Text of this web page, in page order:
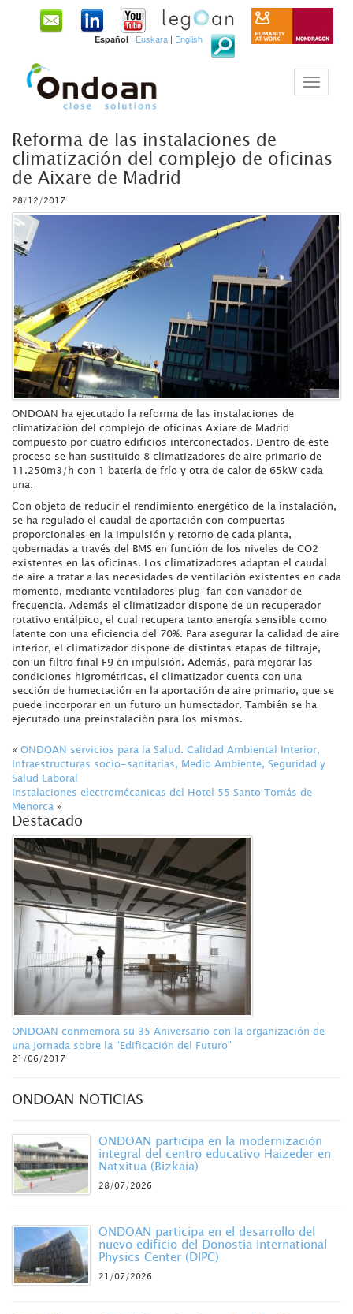
Español | Euskara | English
Reforma de las instalaciones de
climatización del complejo de oficinas
de Aixare de Madrid
28/12/2017
ONDOAN ha ejecutado la reforma de las instalaciones de
climatización del complejo de oficinas Axiare de Madrid
compuesto por cuatro edificios interconectados. Dentro de este
proceso se han sustituido 8 climatizadores de aire primario de
11.250m3/h con 1 batería de frío y otra de calor de 65kW cada
una.
Con objeto de reducir el rendimiento energético de la instalación,
se ha regulado el caudal de aportación con compuertas
proporcionales en la impulsión y retorno de cada planta,
gobernadas a través del BMS en función de los niveles de CO2
existentes en las oficinas. Los climatizadores adaptan el caudal
de aire a tratar a las necesidades de ventilación existentes en cada
momento, mediante ventiladores plug-fan con variador de
frecuencia. Además el climatizador dispone de un recuperador
rotativo entálpico, el cual recupera tanto energía sensible como
latente con una eficiencia del 70%. Para asegurar la calidad de aire
interior, el climatizador dispone de distintas etapas de filtraje,
con un filtro final F9 en impulsión. Además, para mejorar las
condiciones higrométricas, el climatizador cuenta con una
sección de humectación en la aportación de aire primario, que se
puede incorporar en un futuro un humectador. También se ha
ejecutado una preinstalación para los mismos.
« ONDOAN servicios para la Salud. Calidad Ambiental Interior,
Infraestructuras socio-sanitarias, Medio Ambiente, Seguridad y
Salud Laboral
Instalaciones electromécanicas del Hotel 55 Santo Tomás de
Menorca »
Destacado
ONDOAN conmemora su 35 Aniversario con la organización de
una Jornada sobre la “Edificación del Futuro”
21/06/2017
ONDOAN NOTICIAS
ONDOAN participa en la modernización
integral del centro educativo Haizeder en
Natxitua (Bizkaia)
28/07/2026
ONDOAN participa en el desarrollo del
nuevo edificio del Donostia International
Physics Center (DIPC)
21/07/2026